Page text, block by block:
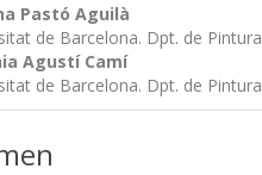
Pastó Aguilà
de Barcelona. Dpt. de Pintura
Agustí Camí
de Barcelona. Dpt. de Pintura